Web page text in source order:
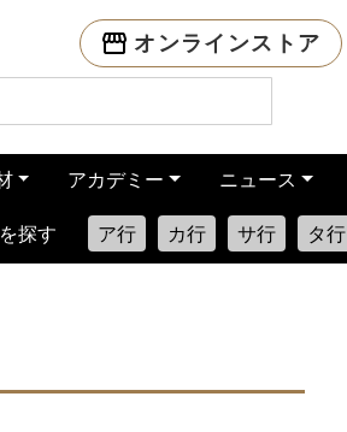
オンラインストア
アカデミー ニュース
探す ア行 カ行 サ行 タ行